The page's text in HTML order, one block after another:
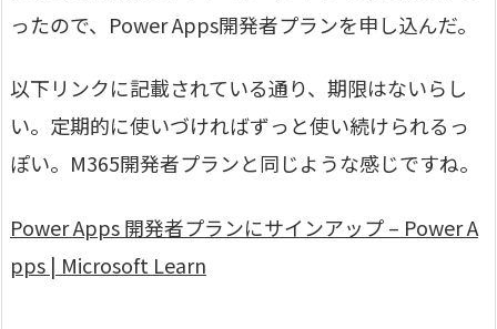
ったので、Power Apps開発者プランを申し込んだ。
以下リンクに記載されている通り、期限はないらし
い。定期的に使いづければずっと使い続けられるっ
ぽい。M365開発者プランと同じような感じですね。
Power Apps 開発者プランにサインアップ – Power A
pps | Microsoft Learn